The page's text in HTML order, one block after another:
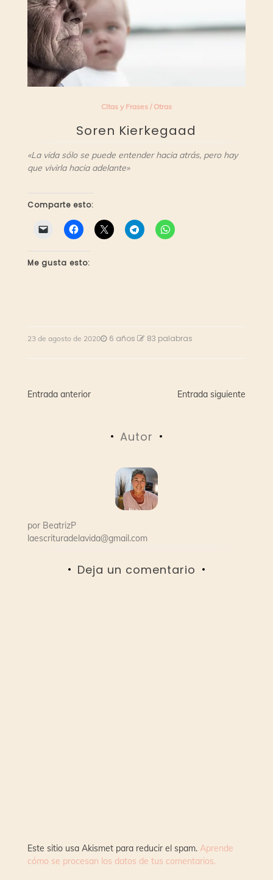
Citas y Frases/ Otras
Soren Kierkegaad
«La vida sólo se puede entender hacia atrás, pero hay
que vivirla hacia adelante»
Comparte esto:
Me gusta esto:
23 de agosto de 2020 6 años 83 palabras
Navegación
entradas
Entrada anterior Entrada siguiente
Autor
por BeatrizP
laescrituradelavida@gmail.com
Deja un comentario
Este sitio usa Akismet para reducir el spam. Aprende
cómo se procesan los datos de tus comentarios.